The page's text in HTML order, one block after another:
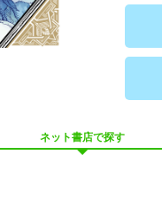
ネット書店で探す